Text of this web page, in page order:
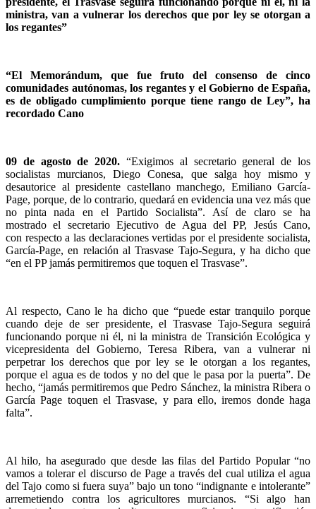
ministra, van a vulnerar los derechos que por ley se otorgan a
los regantes”
“El Memorándum, que fue fruto del consenso de cinco
comunidades autónomas, los regantes y el Gobierno de España,
es de obligado cumplimiento porque tiene rango de Ley”, ha
recordado Cano
09 de agosto de 2020. “Exigimos al secretario general de los
socialistas murcianos, Diego Conesa, que salga hoy mismo y
desautorice al presidente castellano manchego, Emiliano García-
Page, porque, de lo contrario, quedará en evidencia una vez más que
no pinta nada en el Partido Socialista”. Así de claro se ha
mostrado el secretario Ejecutivo de Agua del PP, Jesús Cano,
con respecto a las declaraciones vertidas por el presidente socialista,
García-Page, en relación al Trasvase Tajo-Segura, y ha dicho que
“en el PP jamás permitiremos que toquen el Trasvase”.
Al respecto, Cano le ha dicho que “puede estar tranquilo porque
cuando deje de ser presidente, el Trasvase Tajo-Segura seguirá
funcionando porque ni él, ni la ministra de Transición Ecológica y
vicepresidenta del Gobierno, Teresa Ribera, van a vulnerar ni
perpetrar los derechos que por ley se le otorgan a los regantes,
porque el agua es de todos y no del que le pasa por la puerta”. De
hecho, “jamás permitiremos que Pedro Sánchez, la ministra Ribera o
García Page toquen el Trasvase, y para ello, iremos donde haga
falta”.
Al hilo, ha asegurado que desde las filas del Partido Popular “no
vamos a tolerar el discurso de Page a través del cual utiliza el agua
del Tajo como si fuera suya” bajo un tono “indignante e intolerante”
arremetiendo contra los agricultores murcianos. “Si algo han